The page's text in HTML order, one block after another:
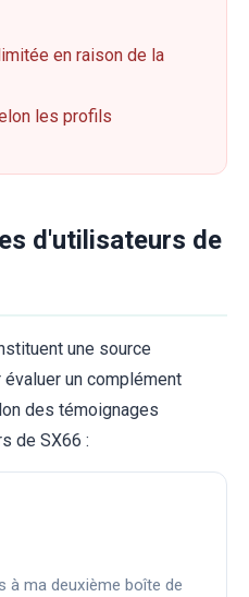
en raison de la
les profils
d'utilisateurs de
une source
un complément
des témoignages
de SX66 :
à ma deuxième boîte de